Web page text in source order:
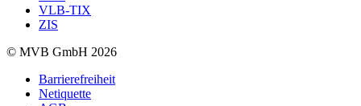
VLB-TIX
ZIS
© MVB GmbH 2026
Barrierefreiheit
Netiquette